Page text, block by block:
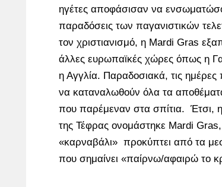
ηγέτες αποφάσισαν να
παραδόσεις των παγανιστικών
τον χριστιανισμό, η Mardi Gras
άλλες ευρωπαϊκές χώρες όπως η
η Αγγλία. Παραδοσιακά, τις
να καταναλωθούν όλα τα
που παρέμεναν στα σπίτια. Έτσι,
της Τέφρας ονομάστηκε Mardi
«καρναβάλι» προκύπτει από τα
που σημαίνει «παίρνω/αφαιρώ το